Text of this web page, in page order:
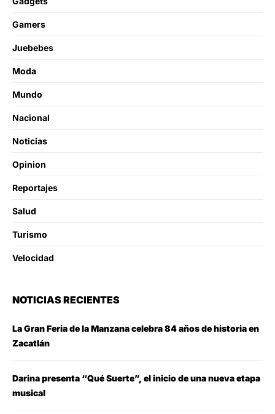
Gamers
Juebebes
Moda
Mundo
Nacional
Noticias
Opinion
Reportajes
Salud
Turismo
Velocidad
NOTICIAS RECIENTES
La Gran Feria de la Manzana celebra 84 años de historia en
Zacatlán
Darina presenta “Qué Suerte”, el inicio de una nueva etapa
musical